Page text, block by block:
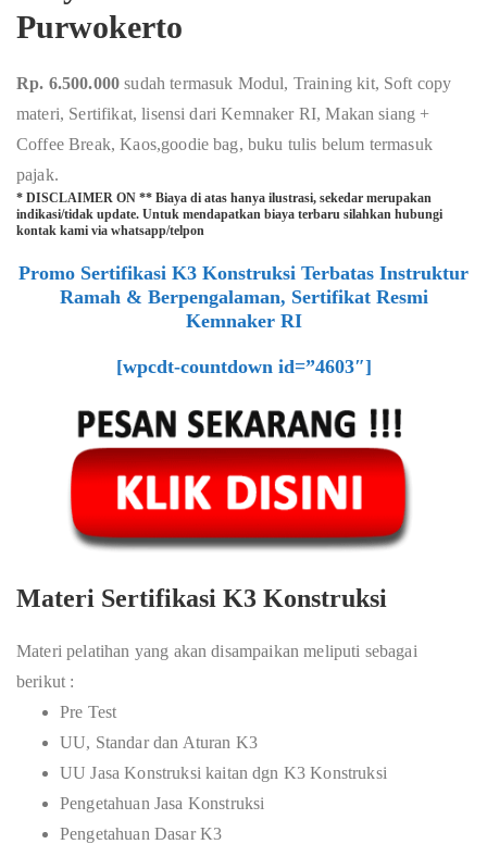
Purwokerto
Rp. 6.500.000sudah termasuk Modul, Training kit, Soft copy
materi, Sertifikat, lisensi dari Kemnaker RI, Makan siang +
Coffee Break, Kaos,goodie bag, buku tulis belum termasuk
pajak.
* DISCLAIMER ON ** Biaya di atas hanya ilustrasi, sekedar merupakan
indikasi/tidak update. Untuk mendapatkan biaya terbaru silahkan hubungi
kontak kami via whatsapp/telpon
Promo Sertifikasi K3 Konstruksi Terbatas Instruktur
Ramah & Berpengalaman, Sertifikat Resmi
Kemnaker RI
[wpcdt-countdown id=”4603″]
Materi Sertifikasi K3 Konstruksi
Materi pelatihan yang akan disampaikan meliputi sebagai
berikut :
Pre Test
UU, Standar dan Aturan K3
UU Jasa Konstruksi kaitan dgn K3 Konstruksi
Pengetahuan Jasa Konstruksi
Pengetahuan Dasar K3